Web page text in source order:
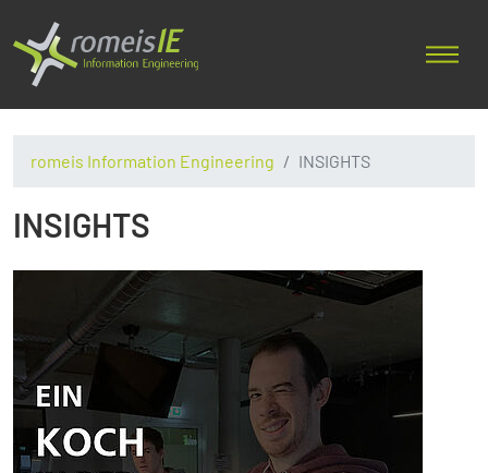
romeis Information Engineering INSIGHTS
INSIGHTS